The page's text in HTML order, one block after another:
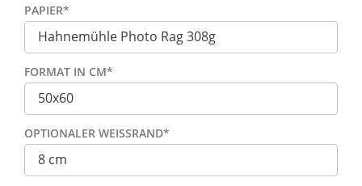
PAPIER*
FORMAT IN CM*
OPTIONALER WEISSRAND *